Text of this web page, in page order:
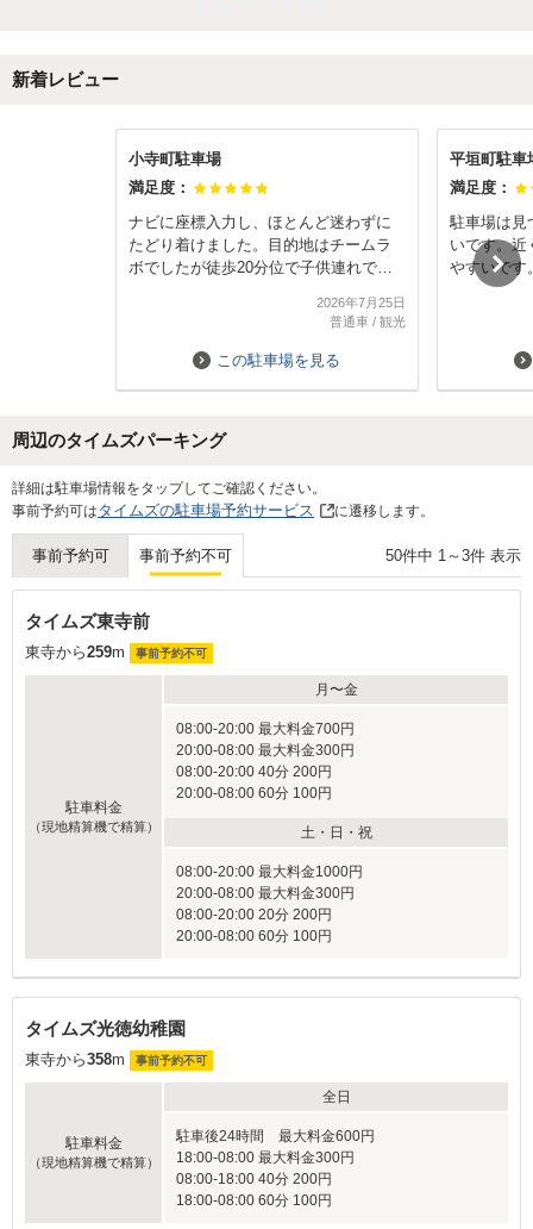
新着レビュー
小寺町駐車場
満足度：
ナビに座標入力し、ほとんど迷わずに
たどり着けました。目的地はチームラ
ボでしたが徒歩20分位で子供連れでも
はSUVでも停めやすかったです。
と思います。
2026年7月25日
普通車/ 観光
この駐車場を見る
平垣町駐車
満足度：
駐車場は見
いです。近
やすいです
周辺のタイムズパーキング
詳細は駐車場情報をタップしてご確認ください。
事前予約可はタイムズの駐車場予約サービス に遷移します。
事前予約可 事前予約不可 50件中 1 ～ 3件 表示
タイムズ東寺前
東寺から259m 事前予約不可
駐車料金
（現地精算機で精算）
月〜金
08:00-20:00 最大料金700円
20:00-08:00 最大料金300円
08:00-20:00 40分 200円
20:00-08:00 60分 100円
土・日・祝
08:00-20:00 最大料金1000円
20:00-08:00 最大料金300円
08:00-20:00 20分 200円
20:00-08:00 60分 100円
タイムズ光徳幼稚園
東寺から358m 事前予約不可
駐車料金
（現地精算機で精算）
全日
駐車後24時間 最大料金600円
18:00-08:00 最大料金300円
08:00-18:00 40分 200円
18:00-08:00 60分 100円